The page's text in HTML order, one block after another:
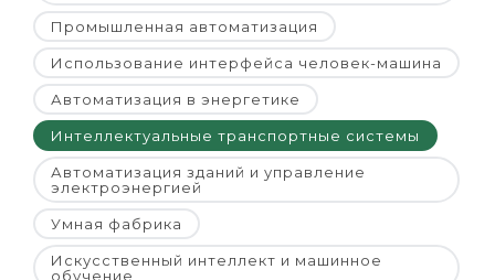
Промышленная автоматизация
Использование интерфейса человек-машина
Автоматизация в энергетике
Интеллектуальные транспортные системы
Автоматизация зданий и управление
электроэнергией
Умная фабрика
Искусственный интеллект и машинное
обучение